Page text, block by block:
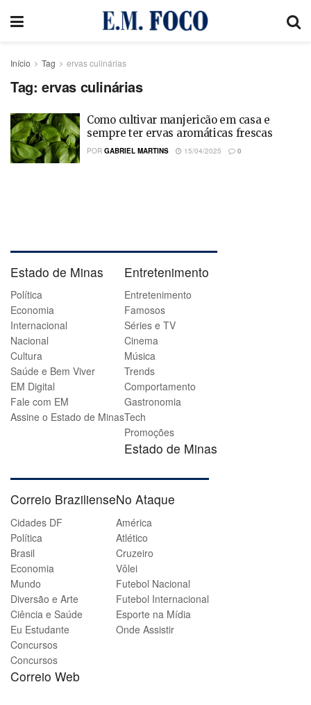
Início Tag ervas culinárias
Tag: ervas culinárias
Como cultivar manjericão em casa e
sempre ter ervas aromáticas frescas
POR GABRIEL MARTINS 15/04/2025 0
Estado de Minas
Política
Economia
Internacional
Nacional
Cultura
Saúde e Bem Viver
EM Digital
Fale com EM
Assine o Estado de Minas
Entretenimento
Entretenimento
Famosos
Séries e TV
Cinema
Música
Trends
Comportamento
Gastronomia
Tech
Promoções
Estado de Minas
Correio Braziliense
Cidades DF
Política
Brasil
Economia
Mundo
Diversão e Arte
Ciência e Saúde
Eu Estudante
Concursos
Concursos
Correio Web
No Ataque
América
Atlético
Cruzeiro
Vôlei
Futebol Nacional
Futebol Internacional
Esporte na Mídia
Onde Assistir